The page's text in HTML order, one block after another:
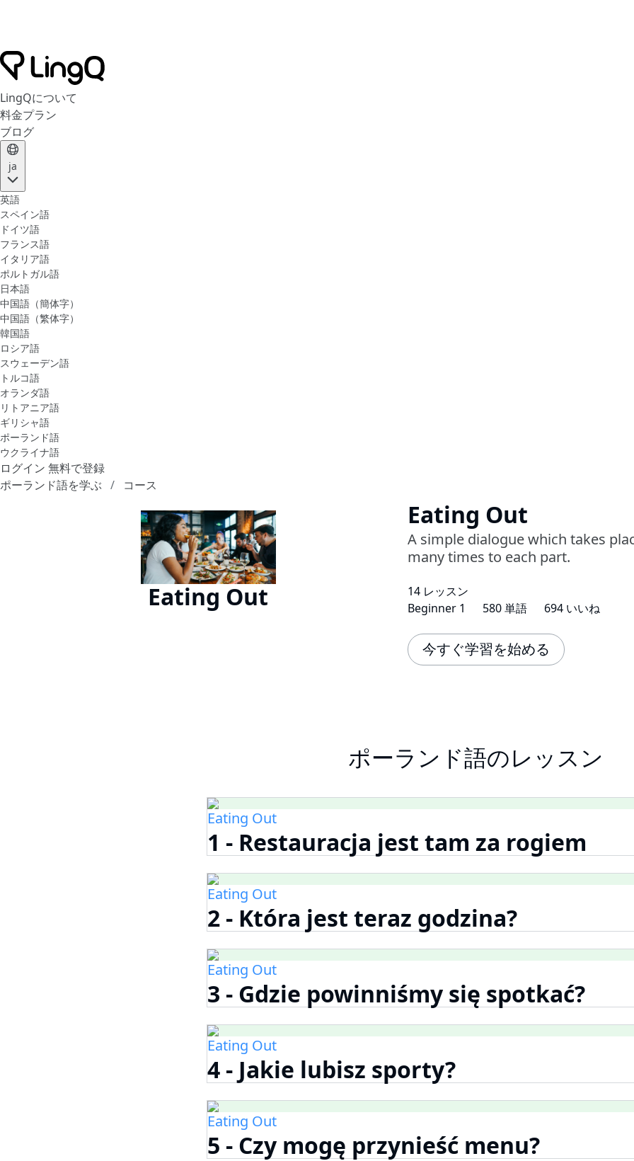
LingQについて
料金プラン
ブログ
ja
英語
スペイン語
ドイツ語
フランス語
イタリア語
ポルトガル語
日本語
中国語（簡体字）
中国語（繁体字）
韓国語
ロシア語
スウェーデン語
トルコ語
オランダ語
リトアニア語
ギリシャ語
ポーランド語
ウクライナ語
ログイン 無料で登録
ポーランド語を学ぶ
コース
Eating Out
Eating Out
A simple dialogue which takes
many times to each part.
14 レッスン
Beginner 1
580 単語 694 いいね
今すぐ学習を始める
ポーランド語のレッスン
Eating Out
1 - Restauracja jest tam za rogiem
Eating Out
2 - Która jest teraz godzina?
Eating Out
3 - Gdzie powinniśmy się spotkać?
Eating Out
4 - Jakie lubisz sporty?
Eating Out
5 - Czy mogę przynieść menu?